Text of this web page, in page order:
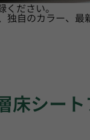
ください。
独自のカラー、
床シー